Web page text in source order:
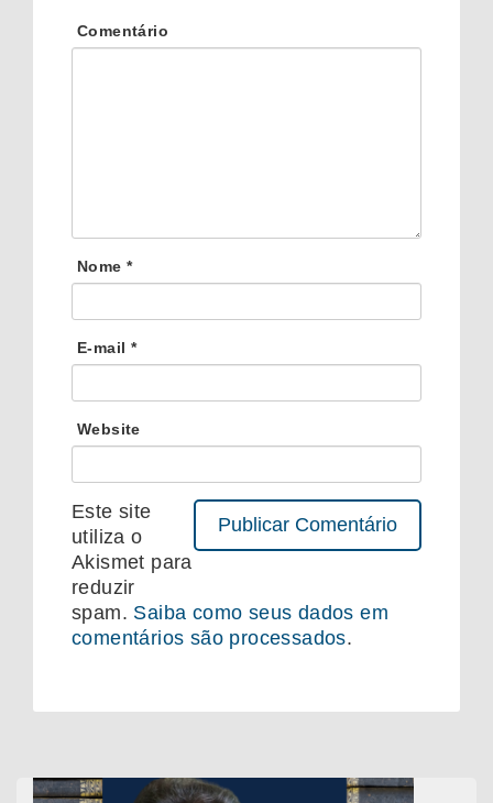
Comentário
Nome *
E-mail *
Website
Este site
utiliza o
Akismet para
reduzir
spam. Saiba como seus dados em
comentários são processados.